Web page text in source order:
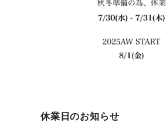
休業日のお知らせ